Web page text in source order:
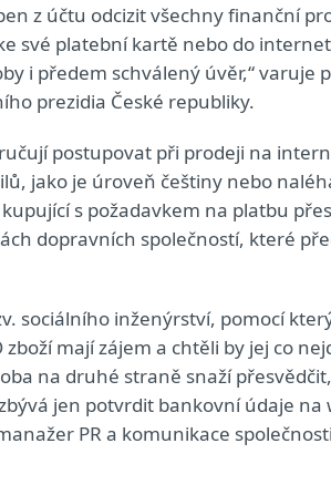
z účtu odcizit všechny finanční
své platební kartě nebo do
i předem schválený úvěr,“ varuje
prezidia České republiky.
postupovat při prodeji na
jako je úroveň češtiny nebo
s požadavkem na platbu
dopravních společností, které
sociálního inženýrství, pomocí
mají zájem a chtěli by jej co
na druhé straně snaží
jen potvrdit bankovní údaje na
PR a komunikace společnosti